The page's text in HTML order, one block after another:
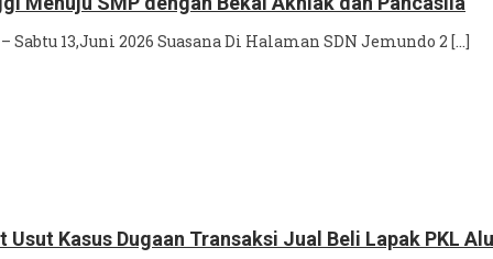
13,Juni 2026 Suasana Di Halaman SDN Jemundo 2 […]
Kasus Dugaan Transaksi Jual Beli Lapak PKL